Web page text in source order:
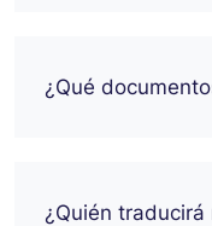
¿Qué
¿Quién